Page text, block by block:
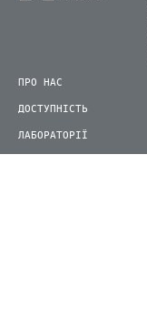
ПРО НАС
ДОСТУПНІСТЬ
ЛАБОРАТОРІЇ